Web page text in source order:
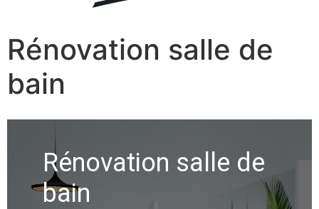
Rénovation salle de
bain
Rénovation salle de
bain